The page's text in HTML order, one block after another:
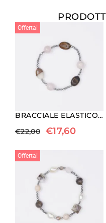
Offerta!
BRACCIALE ELASTICO IN EMATITE, QUARZO ROSA ED AGATA INDIANA
€22,00 €17,60
Offerta!